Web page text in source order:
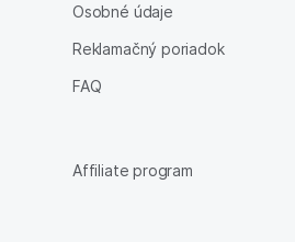
Osobné údaje
Reklamačný poriadok
FAQ
Affiliate program